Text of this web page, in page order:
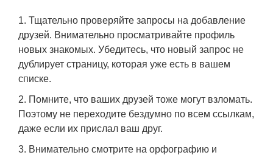
Тщательно проверяйте запросы на добавление
друзей. Внимательно просматривайте профиль
новых знакомых. Убедитесь, что новый запрос не
дублирует страницу, которая уже есть в вашем
списке.
Помните, что ваших друзей тоже могут взломать.
Поэтому не переходите бездумно по всем ссылкам,
даже если их прислал ваш друг.
Внимательно смотрите на орфографию и